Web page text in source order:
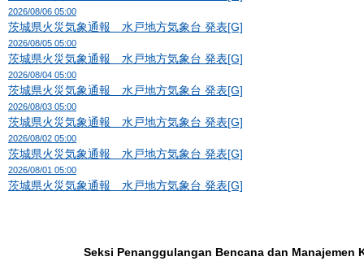
2026/08/06 05:00
茨城県火災気象通報 水戸地方気象台 発表[G]
2026/08/05 05:00
茨城県火災気象通報 水戸地方気象台 発表[G]
2026/08/04 05:00
茨城県火災気象通報 水戸地方気象台 発表[G]
2026/08/03 05:00
茨城県火災気象通報 水戸地方気象台 発表[G]
2026/08/02 05:00
茨城県火災気象通報 水戸地方気象台 発表[G]
2026/08/01 05:00
茨城県火災気象通報 水戸地方気象台 発表[G]
Seksi Penanggulangan Bencana dan